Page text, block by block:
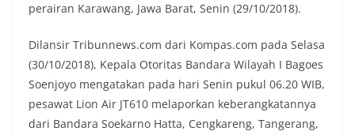
perairan Karawang, Jawa Barat, Senin (29/10/2018).
Dilansir Tribunnews.com dari Kompas.com pada Selasa
(30/10/2018), Kepala Otoritas Bandara Wilayah I Bagoes
Soenjoyo mengatakan pada hari Senin pukul 06.20 WIB,
pesawat Lion Air JT610 melaporkan keberangkatannya
dari Bandara Soekarno Hatta, Cengkareng, Tangerang,